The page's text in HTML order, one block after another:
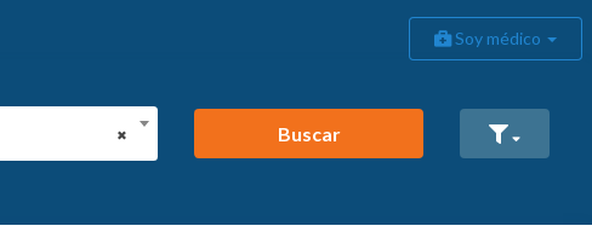
Soy médico
×
Buscar